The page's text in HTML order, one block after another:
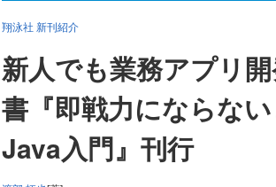
翔泳社 新刊紹介
新人でも業務アプリ
書『即戦力にならな
Java入門』刊行